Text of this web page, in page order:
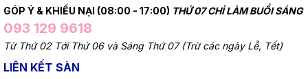
GÓP Ý & KHIẾU NẠI (08:00 - 17:00) THỨ 07 CHỈ LÀM BUỔI SÁNG
093 129 9618
Từ Thứ 02 Tới Thứ 06 và Sáng Thứ 07 (Trừ các ngày Lễ, Tết)
LIÊN KẾT SÀN